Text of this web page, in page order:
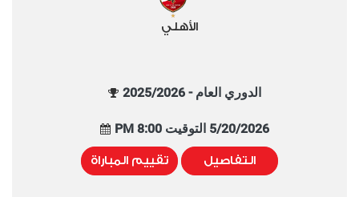
الأهلي
الدوري العام - 2025/2026
5/20/2026 التوقيت 8:00 PM
التفاصيل تقييم المباراة